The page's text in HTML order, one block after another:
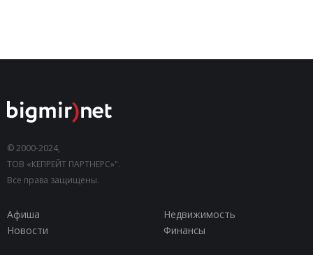
© 2000-2024,
ТОВ «КЕПРЕЙТ ПАРТНЕРС»".
Все права защищены.
Афиша
Недвижимость
Новости
Финансы